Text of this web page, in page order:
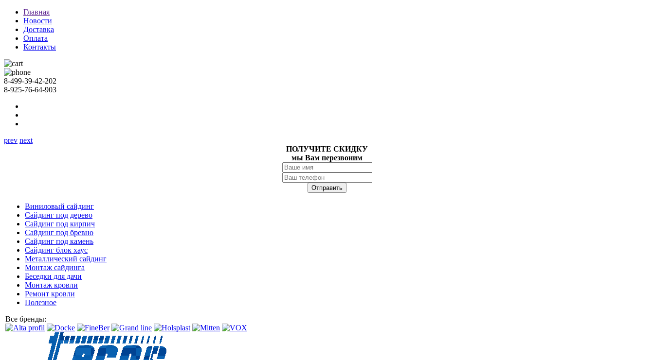
Главная
Новости
Доставка
Оплата
Контакты
8-499-39-42-202
8-925-76-64-903
prev next
ПОЛУЧИТЕ СКИДКУ
мы Вам перезвоним
Виниловый сайдинг
Сайдинг под дерево
Сайдинг под кирпич
Сайдинг под бревно
Сайдинг под камень
Cайдинг блок хаус
Металлический сайдинг
Монтаж сайдинга
Беседки для дачи
Монтаж кровли
Ремонт кровли
Полезное
Все бренды: